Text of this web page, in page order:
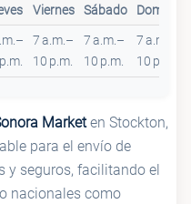
Viernes Sábado Domingo
7 a.m.–
10 p.m.
7 a.m.–
10 p.m.
7 a.m.–
10 p.m.
Marketen Stockton,
para el envío de
y seguros, facilitando el
nacionales como